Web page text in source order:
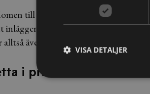
till Svea hovrätt, som till viss del
inläggen och länkningen till dem
även i hovrätten.
i praktiken?
VISA DETALJER